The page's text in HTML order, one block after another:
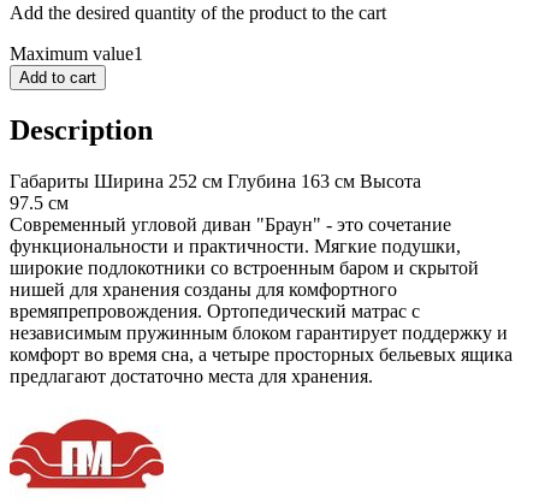
Add the desired quantity of the product to the cart
Maximum value1
Add to cart
Description
Габариты Ширина 252 см Глубина 163 см Высота
97.5 см
Современный угловой диван "Браун" - это сочетание
функциональности и практичности. Мягкие подушки,
широкие подлокотники со встроенным баром и скрытой
нишей для хранения созданы для комфортного
времяпрепровождения. Ортопедический матрас с
независимым пружинным блоком гарантирует поддержку и
комфорт во время сна, а четыре просторных бельевых ящика
предлагают достаточно места для хранения.